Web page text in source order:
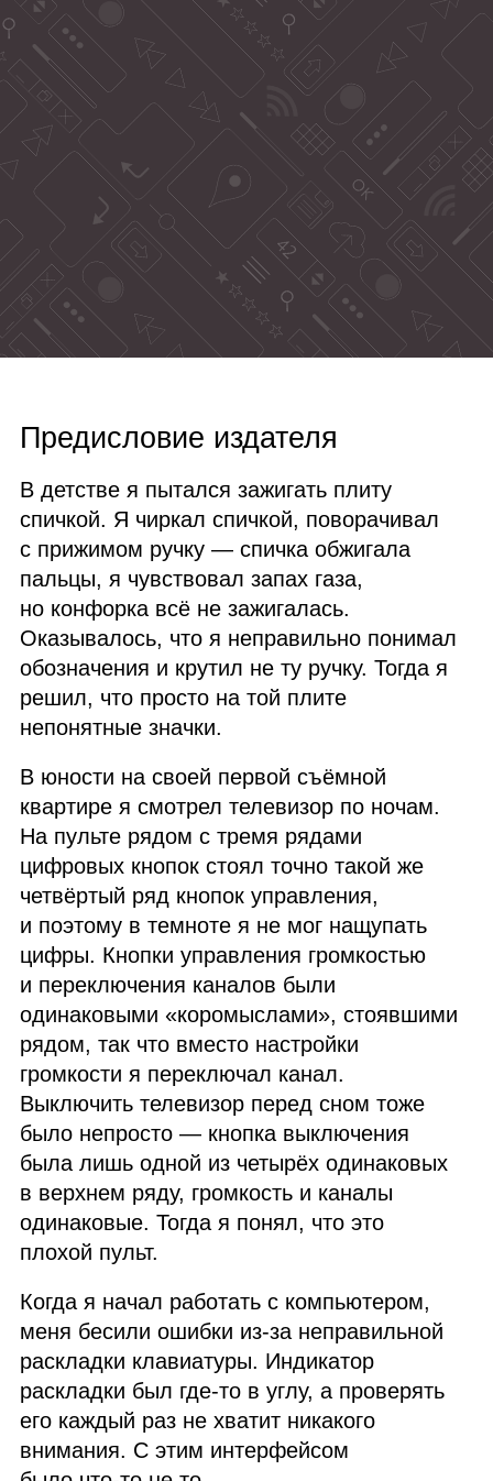
Предисловие издателя
В детстве я пытался зажигать плиту
спичкой. Я чиркал спичкой, поворачивал
с прижимом ручку — спичка обжигала
пальцы, я чувствовал запах газа,
но конфорка всё не зажигалась.
Оказывалось, что я неправильно понимал
обозначения и крутил не ту ручку. Тогда я
решил, что просто на той плите
непонятные значки.
В юности на своей первой съёмной
квартире я смотрел телевизор по ночам.
На пульте рядом с тремя рядами
цифровых кнопок стоял точно такой же
четвёртый ряд кнопок управления,
и поэтому в темноте я не мог нащупать
цифры. Кнопки управления громкостью
и переключения каналов были
одинаковыми «коромыслами», стоявшими
рядом, так что вместо настройки
громкости я переключал канал.
Выключить телевизор перед сном тоже
было непросто — кнопка выключения
была лишь одной из четырёх одинаковых
в верхнем ряду, громкость и каналы
одинаковые. Тогда я понял, что это
плохой пульт.
Когда я начал работать с компьютером,
меня бесили ошибки из‑за неправильной
раскладки клавиатуры. Индикатор
раскладки был где‑то в углу, а проверять
его каждый раз не хватит никакого
внимания. С этим интерфейсом